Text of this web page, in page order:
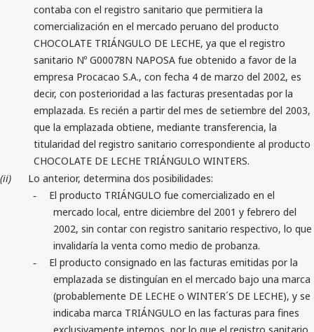
contaba con el registro sanitario que permitiera la
comercialización en el mercado peruano del producto
CHOCOLATE TRIÁNGULO DE LECHE, ya que el registro
sanitario Nº G00078N NAPOSA fue obtenido a favor de la
empresa Procacao S.A., con fecha 4 de marzo del 2002, es
decir, con posterioridad a las facturas presentadas por la
emplazada. Es recién a partir del mes de setiembre del 2003,
que la emplazada obtiene, mediante transferencia, la
titularidad del registro sanitario correspondiente al producto
CHOCOLATE DE LECHE TRIÁNGULO WINTERS.
(ii)
Lo anterior, determina dos posibilidades:
-
El producto TRIÁNGULO fue comercializado en el
mercado local, entre diciembre del 2001 y febrero del
2002, sin contar con registro sanitario respectivo, lo que
invalidaría la venta como medio de probanza.
-
El producto consignado en las facturas emitidas por la
emplazada se distinguían en el mercado bajo una marca
(probablemente DE LECHE o WINTER´S DE LECHE), y se
indicaba marca TRIÁNGULO en las facturas para fines
exclusivamente internos, por lo que el registro sanitario